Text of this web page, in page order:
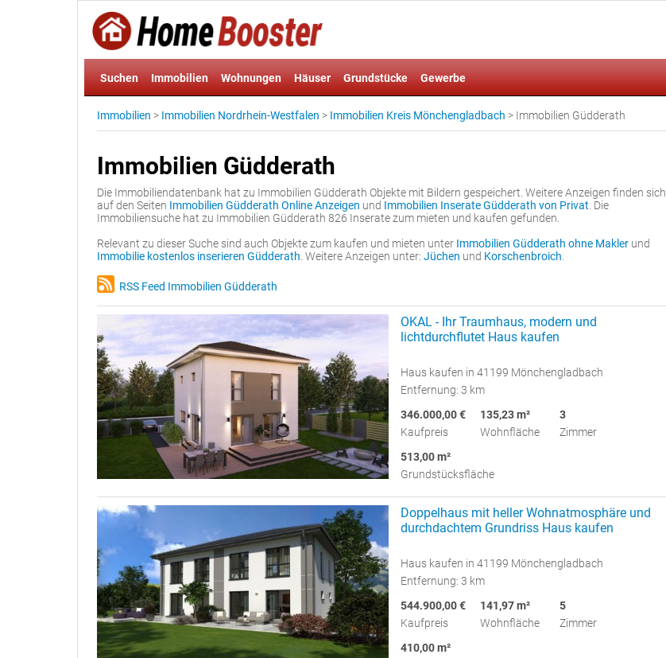
Suchen Immobilien Wohnungen Häuser Grundstücke Gewerbe
Immobilien > Immobilien Nordrhein-Westfalen > Immobilien Kreis Mönchengladbach > Immobilien Güdderath
Immobilien Güdderath
Die Immobiliendatenbank hat zu Immobilien Güdderath Objekte mit Bildern gespeichert. Weitere Anzeigen finden sich
auf den Seiten Immobilien Güdderath Online Anzeigen und Immobilien Inserate Güdderath von Privat . Die
Immobiliensuche hat zu Immobilien Güdderath 826 Inserate zum mieten und kaufen gefunden.
Relevant zu dieser Suche sind auch Objekte zum kaufen und mieten unter Immobilien Güdderath ohne Makler und
Immobilie kostenlos inserieren Güdderath . Weitere Anzeigen unter: Jüchen und Korschenbroich
RSS Feed Immobilien Güdderath
OKAL - Ihr Traumhaus, modern und
lichtdurchflutet Haus kaufen
Haus kaufen in 41199 Mönchengladbach
Entfernung: 3 km
346.000,00 €
Kaufpreis
135,23 m²
Wohnfläche
3
Zimmer
513,00 m²
Grundstücksfläche
Doppelhaus mit heller Wohnatmosphäre und
durchdachtem Grundriss Haus kaufen
Haus kaufen in 41199 Mönchengladbach
Entfernung: 3 km
544.900,00 €
Kaufpreis
141,97 m²
Wohnfläche
5
Zimmer
410,00 m²